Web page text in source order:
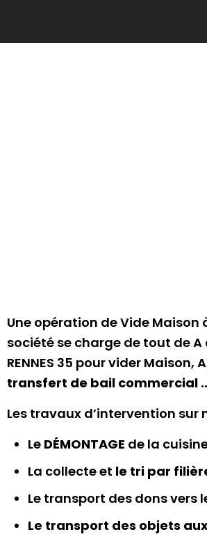
Une opération de Vide Maison à
société se charge de tout de A
RENNES 35 pour vider
transfert de bail commercial
Les travaux d’intervention
Le DÉMONTAGE de la
La collecte et le tri par
Le transport des dons vers
Le transport des objets